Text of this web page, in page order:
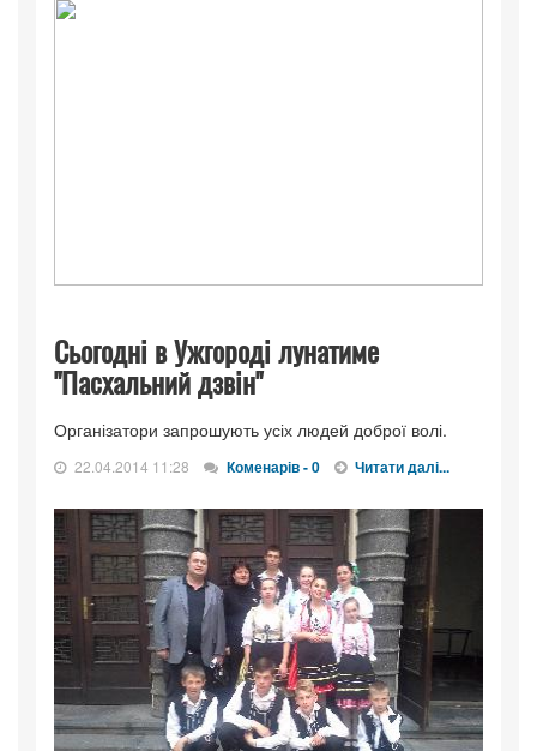
Сьогодні в Ужгороді лунатиме
"Пасхальний дзвін"
Організатори запрошують усіх людей доброї волі.
22.04.2014 11:28 Коменарів - 0 Читати далі...